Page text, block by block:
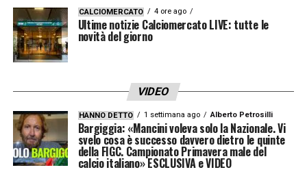
CALCIOMERCATO 4 ore ago
Ultime notizie Calciomercato LIVE: tutte le
novità del giorno
VIDEO
HANNO DETTO 1 settimana ago Alberto Petrosilli
Bargiggia: «Mancini voleva solo la Nazionale. Vi
svelo cosa è successo davvero dietro le quinte
della FIGC. Campionato Primavera male del
calcio italiano» ESCLUSIVA e VIDEO